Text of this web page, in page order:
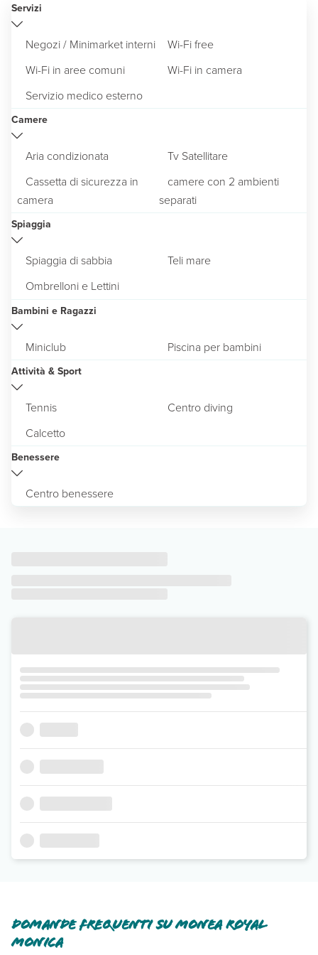
Servizi
Negozi / Minimarket interni
Wi-Fi free
Wi-Fi in aree comuni
Wi-Fi in camera
Servizio medico esterno
Camere
Aria condizionata
Tv Satellitare
Cassetta di sicurezza in
camera
camere con 2 ambienti
separati
Spiaggia
Spiaggia di sabbia
Teli mare
Ombrelloni e Lettini
Bambini e Ragazzi
Miniclub Piscina per bambini
Attività & Sport
Tennis
Centro diving
Calcetto
Benessere
Centro benessere
Domande frequenti su Monea Royal
Monica